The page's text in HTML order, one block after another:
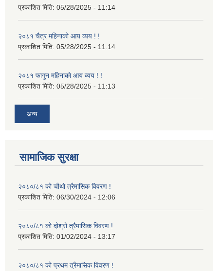
प्रकाशित मिति: 05/28/2025 - 11:14
२०८१ चैत्र महिनाको आय व्यय ! !
प्रकाशित मिति: 05/28/2025 - 11:14
२०८१ फागुन महिनाको आय व्यय ! !
प्रकाशित मिति: 05/28/2025 - 11:13
अन्य
सामाजिक सुरक्षा
२०८०/८१ को चौथो त्रैमासिक विवरण !
प्रकाशित मिति: 06/30/2024 - 12:06
२०८०/८१ को दोश्रो त्रैमासिक विवरण !
प्रकाशित मिति: 01/02/2024 - 13:17
२०८०/८१ को प्रथम त्रैमासिक विवरण !